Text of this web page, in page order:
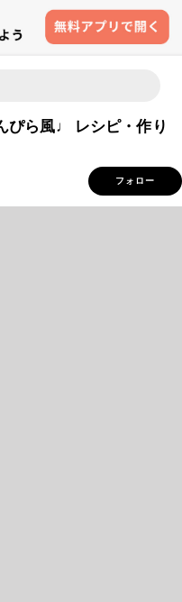
ぴら風♩ レシピ・作り
フォロー